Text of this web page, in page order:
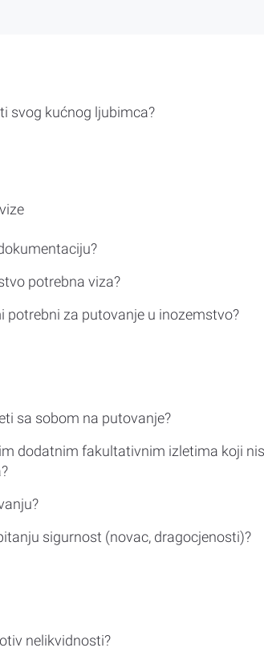
svog kućnog ljubimca?
potrebna viza?
potrebni za putovanje u inozemstvo?
sa sobom na putovanje?
dodatnim fakultativnim izletima koji
sigurnost (novac, dragocjenosti)?
nelikvidnosti?